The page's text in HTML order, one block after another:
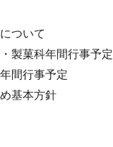
ついて
製菓科年間行事予定
間行事予定
基本方針